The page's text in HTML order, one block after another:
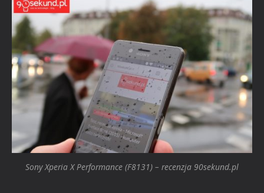
Sony Xperia X Performance (F8131) – recenzja 90sekund.pl